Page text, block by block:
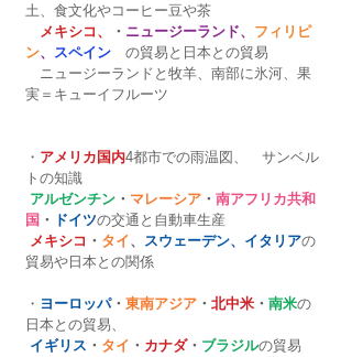
土、食文化やコーヒー豆や茶
メキシコ、
・ ニュージーランド、 フィリピ
ン、 スペイン の貿易と日本との貿易
ニュージーランドと牧羊、南部に氷河、果
実＝キューイフルーツ
・ アメリカ国内4都市での雨温図、　サンベル
トの知識
アルゼンチン ・ マレーシア ・ 南アフリカ共和
国 ・ ドイツの交通と自動車生産
メキシコ ・ タイ、 スウェーデン、イタリアの
貿易や日本との関係
・ ヨーロッパ・ 東南アジア ・ 北中米 ・ 南米の
日本との貿易、
イギリス ・ タイ ・ カナダ・ ブラジルの貿易